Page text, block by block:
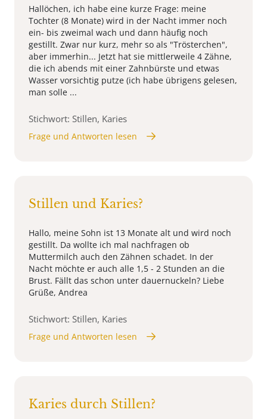
Hallöchen, ich habe eine kurze Frage: meine
Tochter (8 Monate) wird in der Nacht immer noch
ein- bis zweimal wach und dann häufig noch
gestillt. Zwar nur kurz, mehr so als "Trösterchen",
aber immerhin... Jetzt hat sie mittlerweile 4 Zähne,
die ich abends mit einer Zahnbürste und etwas
Wasser vorsichtig putze (ich habe übrigens gelesen,
man solle ...
Stichwort: Stillen, Karies
Frage und Antworten lesen
Stillen und Karies?
Hallo, meine Sohn ist 13 Monate alt und wird noch
gestillt. Da wollte ich mal nachfragen ob
Muttermilch auch den Zähnen schadet. In der
Nacht möchte er auch alle 1,5 - 2 Stunden an die
Brust. Fällt das schon unter dauernuckeln? Liebe
Grüße, Andrea
Stichwort: Stillen, Karies
Frage und Antworten lesen
Karies durch Stillen?